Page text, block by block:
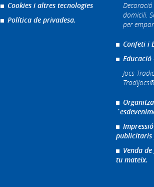
Cookies i altres tecnologies
Política de privadesa.
domicili.
per
Confeti i
Jocs
publicitaris
Venda
tu mateix.